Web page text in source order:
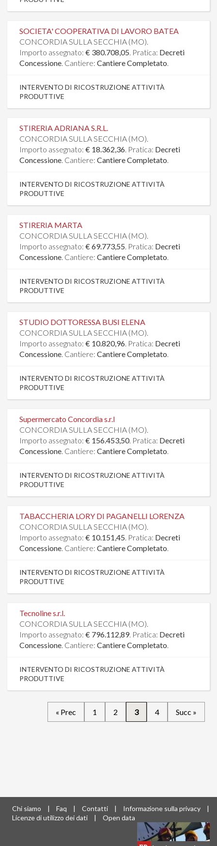
SOCIETA' COOPERATIVA DI LAVORO BATEA
CONCORDIA SULLA SECCHIA (MO).
Importo assegnato: € 380.708,05. Pratica: Decreti
Concessione. Cantiere: Cantiere Completato.
INTERVENTO DI RICOSTRUZIONE ATTIVITÀ
PRODUTTIVE
STIRERIA ADRIANA S.R.L.
CONCORDIA SULLA SECCHIA (MO).
Importo assegnato: € 18.362,36. Pratica: Decreti
Concessione. Cantiere: Cantiere Completato.
INTERVENTO DI RICOSTRUZIONE ATTIVITÀ
PRODUTTIVE
STIRERIA MARTA
CONCORDIA SULLA SECCHIA (MO).
Importo assegnato: € 69.773,55. Pratica: Decreti
Concessione. Cantiere: Cantiere Completato.
INTERVENTO DI RICOSTRUZIONE ATTIVITÀ
PRODUTTIVE
STUDIO DOTTORESSA BUSI ELENA
CONCORDIA SULLA SECCHIA (MO).
Importo assegnato: € 10.820,96. Pratica: Decreti
Concessione. Cantiere: Cantiere Completato.
INTERVENTO DI RICOSTRUZIONE ATTIVITÀ
PRODUTTIVE
Supermercato Concordia s.r.l
CONCORDIA SULLA SECCHIA (MO).
Importo assegnato: € 156.453,50. Pratica: Decreti
Concessione. Cantiere: Cantiere Completato.
INTERVENTO DI RICOSTRUZIONE ATTIVITÀ
PRODUTTIVE
TABACCHERIA LORY DI PAGANELLI LORENZA
CONCORDIA SULLA SECCHIA (MO).
Importo assegnato: € 10.151,45. Pratica: Decreti
Concessione. Cantiere: Cantiere Completato.
INTERVENTO DI RICOSTRUZIONE ATTIVITÀ
PRODUTTIVE
Tecnoline s.r.l.
CONCORDIA SULLA SECCHIA (MO).
Importo assegnato: € 796.112,89. Pratica: Decreti
Concessione. Cantiere: Cantiere Completato.
INTERVENTO DI RICOSTRUZIONE ATTIVITÀ
PRODUTTIVE
« Prec 1 2 3 4 Succ »
Chi siamo | Faq | Contatti | Informazione sulla privacy
|
Licenze di utilizzo dei dati
| Open data